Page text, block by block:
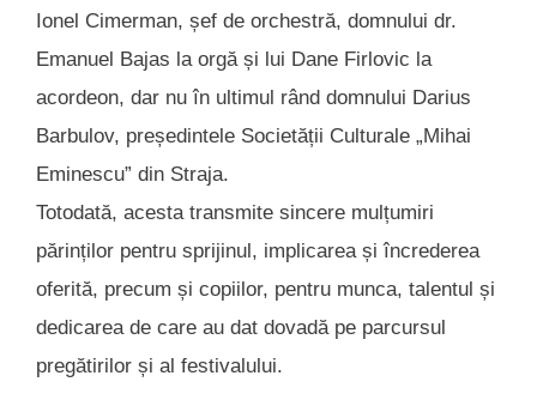
Ionel Cimerman, șef de orchestră, domnului dr.
Emanuel Bajas la orgă și lui Dane Firlovic la
acordeon, dar nu în ultimul rând domnului Darius
Barbulov, președintele Societății Culturale „Mihai
Eminescu” din Straja.
Totodată, acesta transmite sincere mulțumiri
părinților pentru sprijinul, implicarea și încrederea
oferită, precum și copiilor, pentru munca, talentul și
dedicarea de care au dat dovadă pe parcursul
pregătirilor și al festivalului.